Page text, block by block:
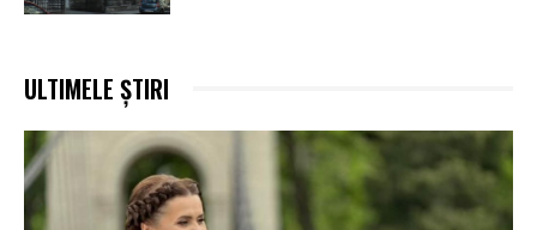
ULTIMELE ȘTIRI